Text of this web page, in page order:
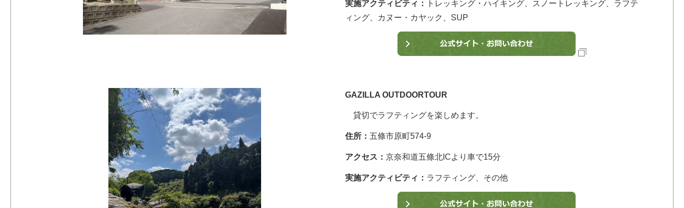
実施アクティビティ：
トレッキング・ハイキング、スノートレッキング、ラフテ
ィング、カヌー・カヤック、SUP
GAZILLA OUTDOORTOUR
貸切でラフティングを楽しめます。
住所： 五條市原町574-9
アクセス： 京奈和道五條北ICより車で15分
実施アクティビティ： ラフティング、その他